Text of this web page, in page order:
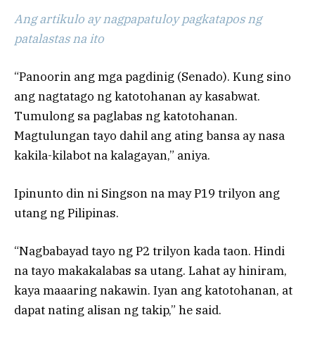
Ang artikulo ay nagpapatuloy pagkatapos ng
patalastas na ito
“Panoorin ang mga pagdinig (Senado). Kung sino
ang nagtatago ng katotohanan ay kasabwat.
Tumulong sa paglabas ng katotohanan.
Magtulungan tayo dahil ang ating bansa ay nasa
kakila-kilabot na kalagayan,” aniya.
Ipinunto din ni Singson na may P19 trilyon ang
utang ng Pilipinas.
“Nagbabayad tayo ng P2 trilyon kada taon. Hindi
na tayo makakalabas sa utang. Lahat ay hiniram,
kaya maaaring nakawin. Iyan ang katotohanan, at
dapat nating alisan ng takip,” he said.